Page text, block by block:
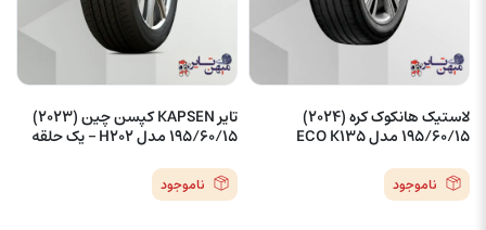
لاستیک هانکوک کره (2024)
195/60/15 مدل ECO K135
ناموجود
تایر KAPSEN کپسن چین (2023)
195/60/15 مدل H202 – یک حلقه
ناموجود